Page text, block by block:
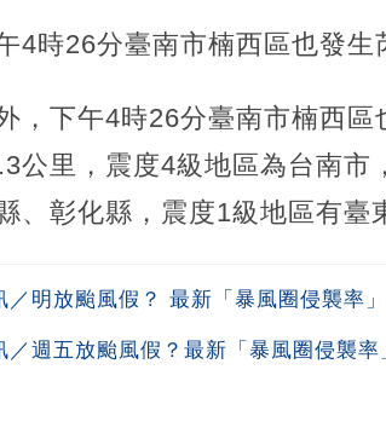
4時26分臺南市楠西區也發生
，下午4時26分臺南市楠西
公里，震度4級地區為台南市
、彰化縣，震度1級地區有臺
／明放颱風假？ 最新「暴風圈侵襲率
／週五放颱風假？最新「暴風圈侵襲率